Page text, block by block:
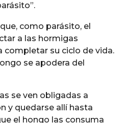
como parásito, el
a las hormigas
completar su ciclo de vida.
se apodera del
se ven obligadas a
y quedarse allí hasta
el hongo las consuma